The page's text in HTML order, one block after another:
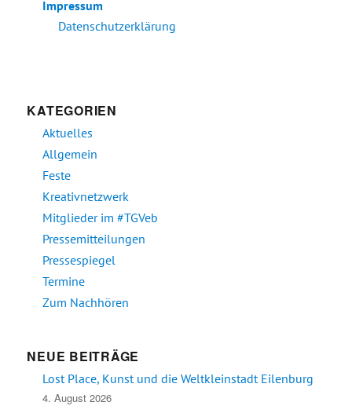
Impressum
Datenschutzerklärung
KATEGORIEN
Aktuelles
Allgemein
Feste
Kreativnetzwerk
Mitglieder im #TGVeb
Pressemitteilungen
Pressespiegel
Termine
Zum Nachhören
NEUE BEITRÄGE
Lost Place, Kunst und die Weltkleinstadt Eilenburg
4. August 2026